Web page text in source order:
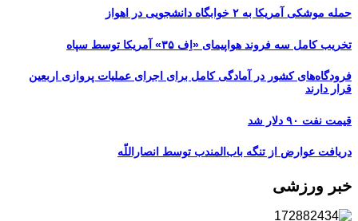
حمله موشکی آمریکا به ۲ خوابگاه دانشجویی در اهواز
تخریب کامل سه فروند هواپیمای «اِف ۳۵» آمریکا توسط سپاه
فرودگاه‌های کشور در آمادگی کامل برای اجرای عملیات پروازی اربعین
قرار دارند
قیمت نفت ۹۰ دلار شد
دریافت عوارض از تنگه باب‌المندب توسط انصاراللّه
خبر ورزشی